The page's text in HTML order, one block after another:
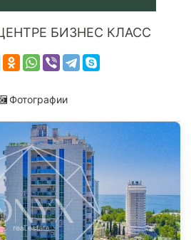
БИЗНЕС КЛАСС
Фотографии